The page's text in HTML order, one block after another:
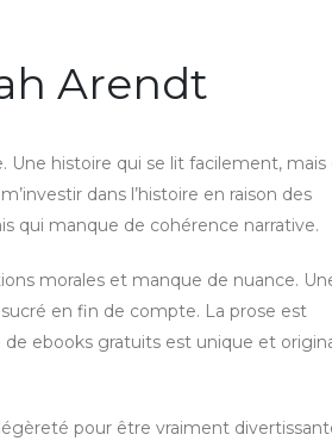
Arendt
Une histoire qui se lit facilement, mais
dans l’histoire en raison des
qui manque de cohérence narrative.
morales et manque de nuance.
en fin de compte. La prose est
ebooks gratuits est unique et
pour être vraiment